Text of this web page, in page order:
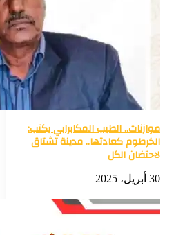
موازنات.. الطيب المكابرابي يكتب:
الخرطوم كعادتها.. مدينة تشتاق
لاحتضان الكل
30 أبريل، 2025